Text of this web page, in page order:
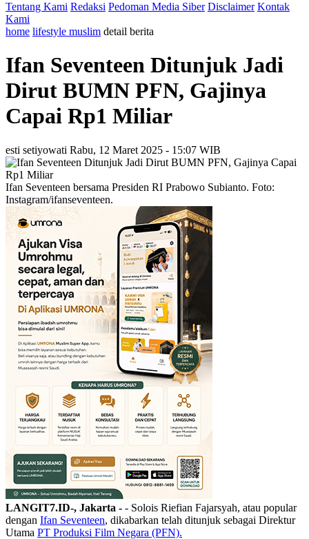
Tentang Kami Redaksi Pedoman Media Siber Disclaimer Kontak
Kami
home lifestyle muslim detail berita
Ifan Seventeen Ditunjuk Jadi
Dirut BUMN PFN, Gajinya
Capai Rp1 Miliar
esti setiyowati Rabu, 12 Maret 2025 - 15:07 WIB
Ifan Seventeen bersama Presiden RI Prabowo Subianto. Foto:
Instagram/ifanseventeen.
LANGIT7.ID-, Jakarta - - Solois Riefian Fajarsyah, atau popular
dengan Ifan Seventeen, dikabarkan telah ditunjuk sebagai Direktur
Utama PT Produksi Film Negara (PFN).